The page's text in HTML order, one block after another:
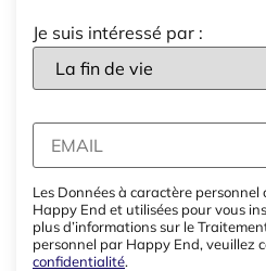
Je suis intéressé par :
Les Données à caractère personnel
Happy End et utilisées pour vous
plus d’informations sur le
personnel par Happy End, veuillez
confidentialité.